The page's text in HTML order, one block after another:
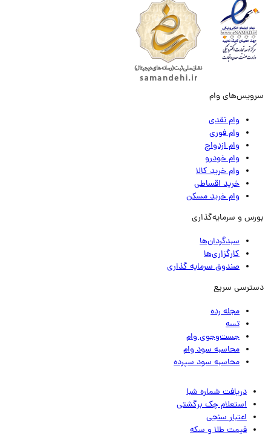
وام
وام نقدی
وام فوری
وام ازدواج
وام خودرو
وام خرید کالا
خرید اقساطی
وام خرید مسکن
و سرمایه‌گذاری
سبدگردان‌ها
کارگزاری‌ها
صندوق سرمایه گذاری
سریع
مجله رده
تسه
جست‌وجوی وام
محاسبه سود وام
محاسبه سود سپرده
دریافت شماره شبا
استعلام چک برگشتی
اعتبار سنجی
قیمت طلا و سکه